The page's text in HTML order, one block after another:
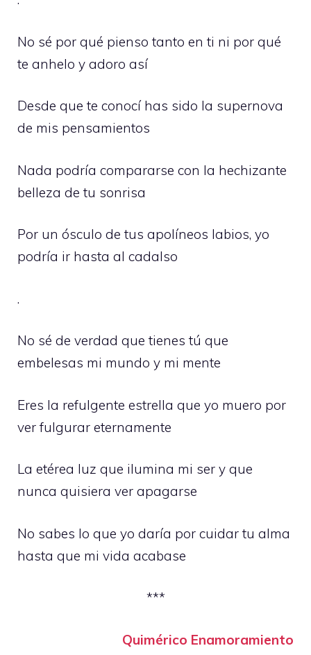
No sé por qué pienso tanto en ti ni por qué
te anhelo y adoro así
Desde que te conocí has sido la supernova
de mis pensamientos
Nada podría compararse con la hechizante
belleza de tu sonrisa
Por un ósculo de tus apolíneos labios, yo
podría ir hasta al cadalso
.
No sé de verdad que tienes tú que
embelesas mi mundo y mi mente
Eres la refulgente estrella que yo muero por
ver fulgurar eternamente
La etérea luz que ilumina mi ser y que
nunca quisiera ver apagarse
No sabes lo que yo daría por cuidar tu alma
hasta que mi vida acabase
***
Quimérico Enamoramiento